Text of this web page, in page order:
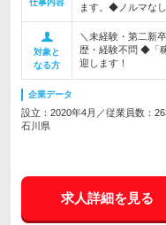
仕事内容 ます。◆ノルマなし
対象と
なる方
＼未経験・第二新
歴・経験不問 ◆「
迎します！
企業データ
設立：2020年4月／従業員数：
石川県
求人詳細を見る